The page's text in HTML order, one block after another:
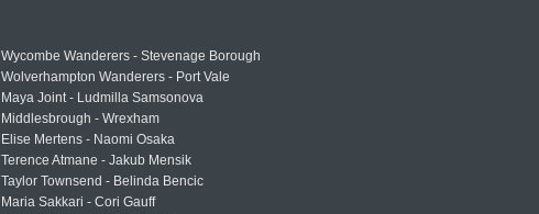
Wycombe Wanderers - Stevenage Borough
Wolverhampton Wanderers - Port Vale
Maya Joint - Ludmilla Samsonova
Middlesbrough - Wrexham
Elise Mertens - Naomi Osaka
Terence Atmane - Jakub Mensik
Taylor Townsend - Belinda Bencic
Maria Sakkari - Cori Gauff